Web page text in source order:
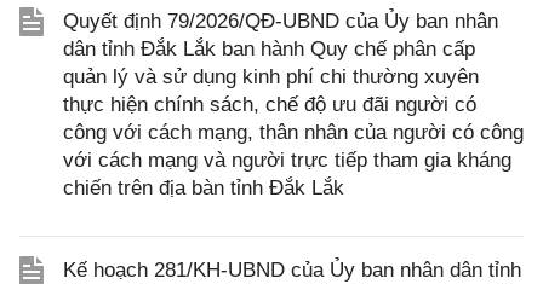
Quyết định 79/2026/QĐ-UBND của Ủy ban nhân
dân tỉnh Đắk Lắk ban hành Quy chế phân cấp
quản lý và sử dụng kinh phí chi thường xuyên
thực hiện chính sách, chế độ ưu đãi người có
công với cách mạng, thân nhân của người có công
với cách mạng và người trực tiếp tham gia kháng
chiến trên địa bàn tỉnh Đắk Lắk
Kế hoạch 281/KH-UBND của Ủy ban nhân dân tỉnh